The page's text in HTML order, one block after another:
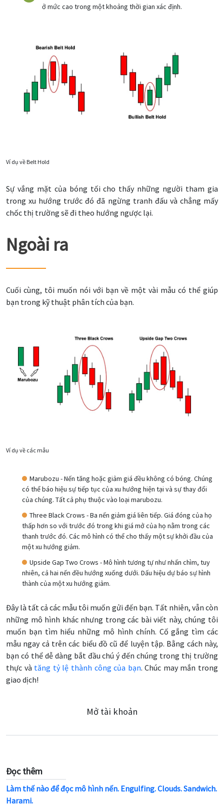
ở mức cao trong một khoảng thời gian xác định.
Ví dụ về Belt Hold
Sự vắng mặt của bóng tối cho thấy những người tham gia
trong xu hướng trước đó đã ngừng tranh đấu và chẳng mấy
chốc thị trường sẽ đi theo hướng ngược lại.
Ngoài ra
Cuối cùng, tôi muốn nói với bạn về một vài mẫu có thể giúp
bạn trong kỹ thuật phân tích của bạn.
Ví dụ về các mẫu
Marubozu - Nến tăng hoặc giảm giá đều không có bóng. Chúng
có thể báo hiệu sự tiếp tục của xu hướng hiện tại và sự thay đổi
của chúng. Tất cả phụ thuộc vào loại marubozu.
Three Black Crows - Ba nến giảm giá liên tiếp. Giá đóng của họ
thấp hơn so với trước đó trong khi giá mở của họ nằm trong các
thanh trước đó. Các mô hình có thể cho thấy một sự khởi đầu của
một xu hướng giảm.
Upside Gap Two Crows - Mô hình tương tự như nhấn chìm, tuy
nhiên, cả hai nến đều hướng xuống dưới. Dấu hiệu dự báo sự hình
thành của một xu hướng giảm.
Đây là tất cả các mẫu tôi muốn gửi đến bạn. Tất nhiên, vẫn còn
những mô hình khác nhưng trong các bài viết này, chúng tôi
muốn bạn tìm hiểu những mô hình chính. Cố gắng tìm các
mẫu ngay cả trên các biểu đồ cũ để luyện tập. Bằng cách này,
bạn có thể dễ dàng bắt đầu chú ý đến chúng trong thị trường
thực và tăng tỷ lệ thành công của bạn. Chúc may mắn trong
giao dịch!
Mở tài khoản
Đọc thêm
Làm thế nào để đọc mô hình nến. Engulfing. Clouds. Sandwich.
Harami.